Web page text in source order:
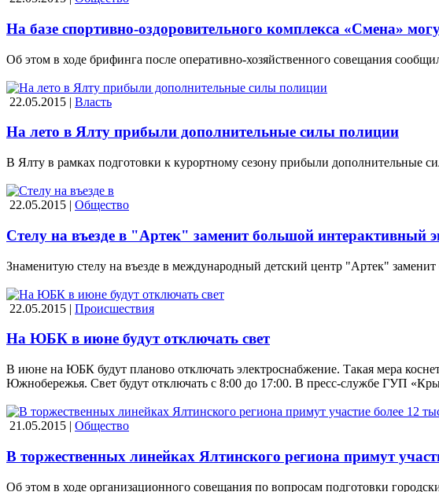
На базе спортивно-оздоровительного комплекса «Смена»
Об этом в ходе брифинга после оперативно-хозяйственного совещания
22.05.2015 | Власть
На лето в Ялту прибыли дополнительные силы полиции
В Ялту в рамках подготовки к курортному сезону прибыли дополнительные
22.05.2015 | Общество
Стелу на въезде в "Артек" заменит большой интерактивный
Знаменитую стелу на въезде в международный детский центр "Артек"
22.05.2015 | Происшествия
На ЮБК в июне будут отключать свет
В июне на ЮБК будут планово отключать электроснабжение. Такая мера
Южнобережья. Свет будут отключать с 8:00 до 17:00. В пресс-службе ГУП
21.05.2015 | Общество
В торжественных линейках Ялтинского региона примут
Об этом в ходе организационного совещания по вопросам подготовки